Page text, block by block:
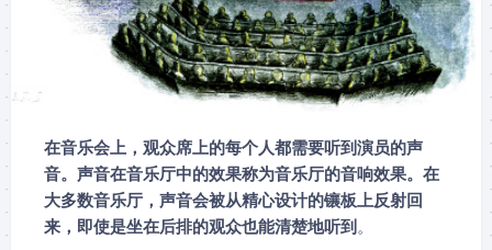
在音乐会上，观众席上的每个人都需要听到演员的声
音。声音在音乐厅中的效果称为音乐厅的音响效果。在
大多数音乐厅，声音会被从精心设计的镶板上反射回
来，即使是坐在后排的观众也能清楚地听到 。